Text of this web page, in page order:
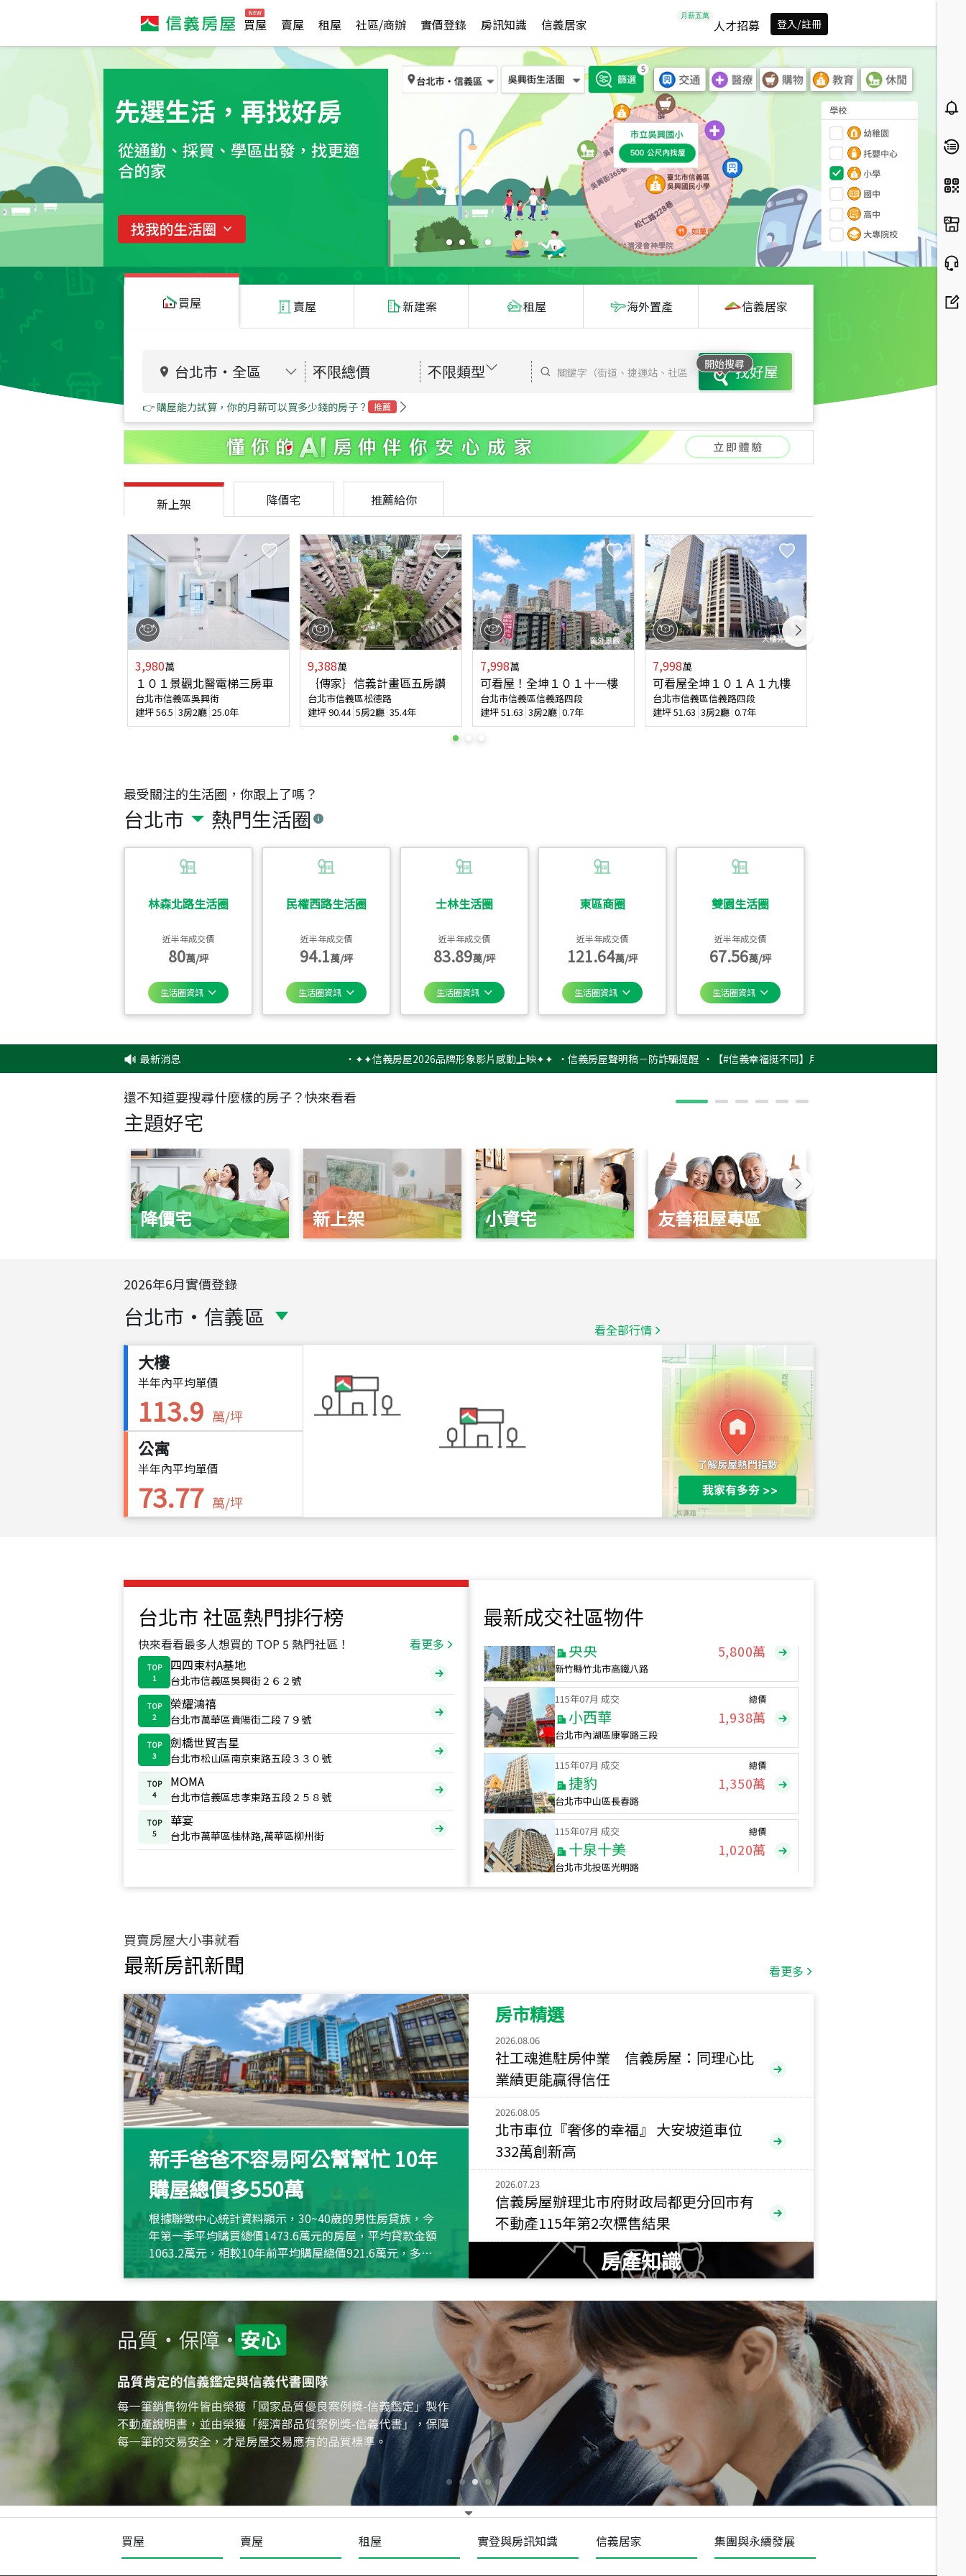
買屋 賣屋 租屋 社區/商辦 實價登錄 房訊知識 信義居家 人才招募 登入/註冊
買屋 賣屋 新建案 租屋 海外置產 信義居家
台北市 ・ 全區 不限總價 不限類型
開始搜尋
找好屋
👉 購屋能力試算，你的月薪可以買多少錢的房子？ 推薦
最受關注的生活圈，你跟上了嗎？
台北市 熱門生活圈
林森北路生活圈
近半年成交價
80萬/坪
生活圈資訊
民權西路生活圈
近半年成交價
94.1萬/坪
生活圈資訊
士林生活圈
近半年成交價
83.89萬/坪
生活圈資訊
東區商圈
近半年成交價
121.64萬/坪
生活圈資訊
雙園生活圈
近半年成交價
67.56萬/坪
生活圈資訊
新上架 降價宅 推薦給你
3,980萬
１０１景觀北醫電梯三房車
台北市信義區吳興街
建坪56.5 3房2廳 25.0年
9,388萬
｛傳家｝信義計畫區五房讚
台北市信義區松德路
建坪90.44 5房2廳 35.4年
7,998萬
可看屋！全坤１０１十一樓
台北市信義區信義路四段
建坪51.63 3房2廳 0.7年
7,998萬
可看屋全坤１０１Ａ１九樓
台北市信義區信義路四段
建坪51.63 3房2廳 0.7年
最新消息 ✦✦信義房屋2026品牌形象影片感動上映✦✦ ‧信義房屋聲明稿－防詐騙提醒 ‧【#信義幸福挺不同】用實力，讓升職免抽號碼牌！最新雇主品
還不知道要搜尋什麼樣的房子？快來看看
主題好宅
降價宅 新上架 小資宅 友善租屋專區
2026年6月實價登錄
台北市 ・ 信義區 看全部行情
大樓
半年內平均單價
113.9 萬/坪
公寓
半年內平均單價
73.77 萬/坪
台北市 社區熱門排行榜
快來看看最多人想買的 TOP 5 熱門社區！ 看更多
TOP
1
四四東村A基地
台北市信義區吳興街２６２號
TOP
2
榮耀鴻禧
台北市萬華區貴陽街二段７９號
TOP
3
劍橋世貿吉星
台北市松山區南京東路五段３３０號
TOP
4
MOMA
台北市信義區忠孝東路五段２５８號
TOP
5
華宴
台北市萬華區桂林路,萬華區柳州街
最新成交社區物件
總價
1,020萬
總價
490萬
新竹市新竹市慈祥路
總價
1,808萬
115年07月 成交
央央
新竹縣竹北市高鐵八路
115年07月 成交
小西華
台北市內湖區康寧路三段
總價
1,938萬
115年07月 成交
捷豹
台北市中山區長春路
總價
1,350萬
115年07月 成交
十泉十美
台北市北投區光明路
總價
1,020萬
115
新北市永和區環河西路二段
115年07月 成交
央央 5,800萬
115年
小西華
115年07月 成交
捷豹
台北市中山區長春路
總價
115年07月 成交
十泉十美
台北市北投區光明路
總價
1,020 萬
年 07 月 成交
四維天廈
新竹市新竹市四維路
總價
490萬
115 月 成交
菁英典藏
新竹市新竹市慈祥路
1,808萬
買賣房屋大小事就看
最新房訊新聞 看更多
新手爸爸不容易阿公幫幫忙 10年
購屋總價多550萬
根據聯徵中心統計資料顯示，30~40歲的男性房貸族，今
年第一季平均購買總價1473.6萬元的房屋，平均貸款金額
1063.2萬元，相較10年前平均購屋總價921.6萬元，多出
約550萬元，且貸款金額也多
房市精選
2026.08.06
社工魂進駐房仲業 信義房屋：同理心比
業績更能贏得信任
2026.08.05
北市車位『奢侈的幸福』 大安坡道車位
332萬創新高
2026.07.23
信義房屋辦理北市府財政局都更分回市有
不動產115年第2次標售結果
房產知識
買屋 賣屋 租屋 實登與房訊知識 信義居家 集團與永續發展